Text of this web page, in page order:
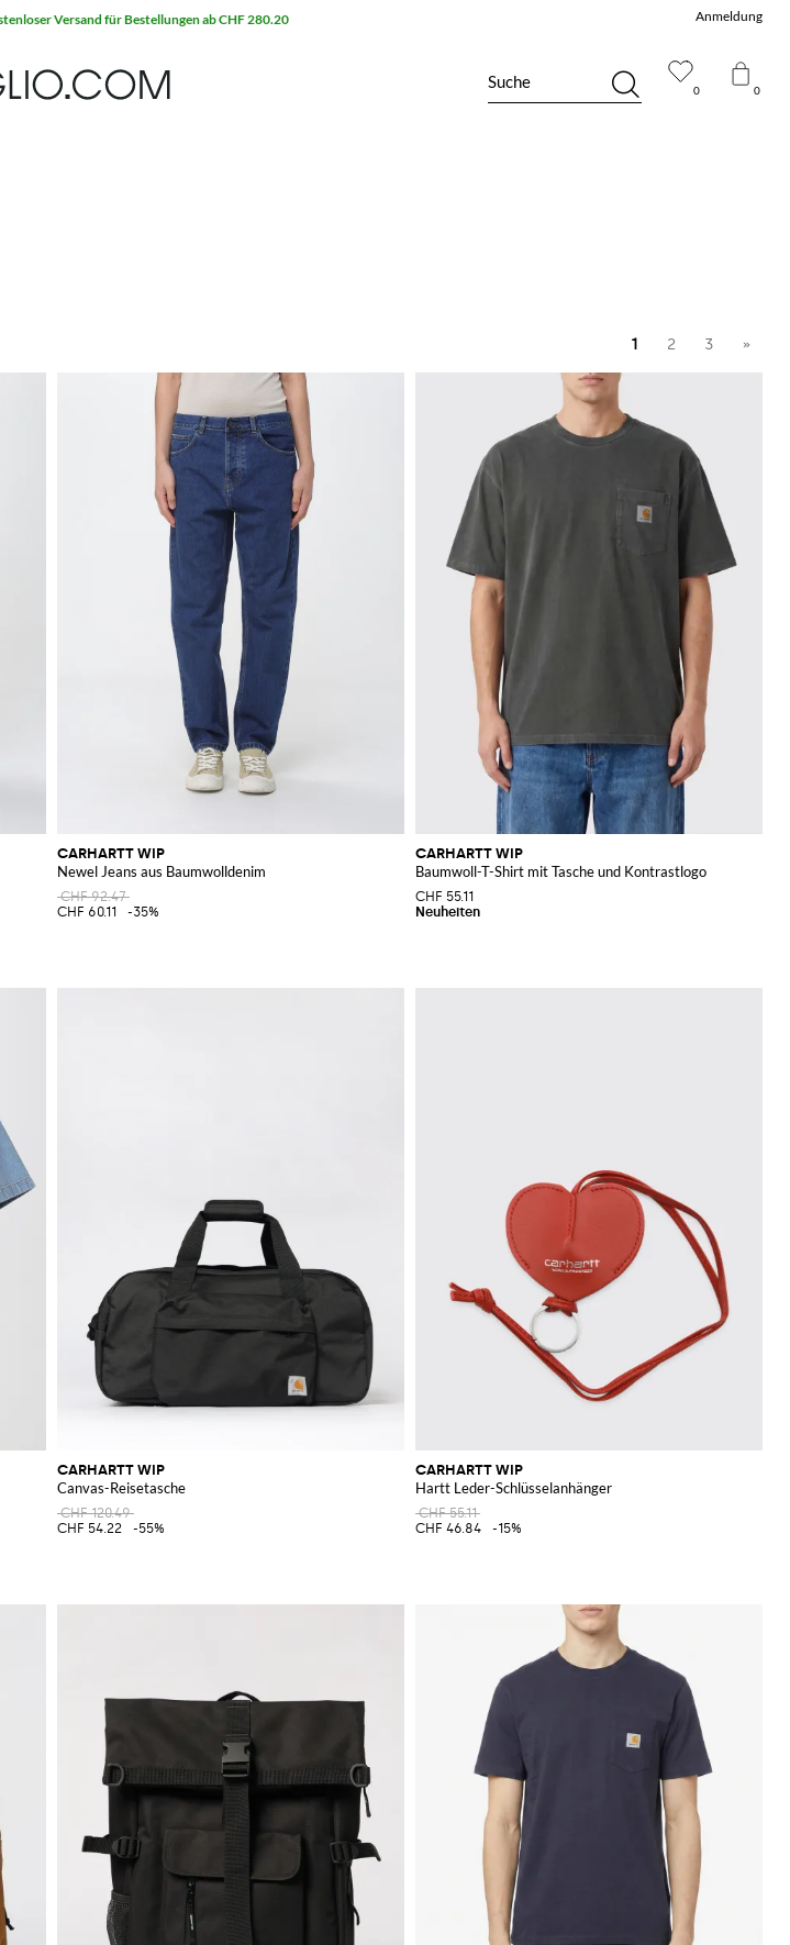
1 2 3 »
CARHARTT WIP
Newel Jeans aus Baumwolldenim
CHF 92.47
CHF 60.11
-35%
CARHARTT WIP
Baumwoll-T-Shirt mit Tasche und Kontrastlogo
CHF 55.11
CARHARTT WIP
Canvas-Reisetasche
CHF 120.49
CHF 54.22
-55%
CARHARTT WIP
Hartt Leder-Schlüsselanhänger
CHF 55.11
CHF 46.84
-15%
0 0
Suche
Anmeldung
Versand für Bestellungen ab CHF 280.20